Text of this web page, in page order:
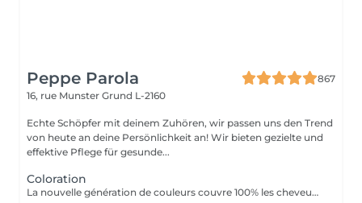
Peppe Parola
867
16, rue Munster Grund L-2160
Echte Schöpfer mit deinem Zuhören, wir passen uns den Trend
von heute an deine Persönlichkeit an! Wir bieten gezielte und
effektive Pflege für gesunde...
Coloration
La nouvelle génération de couleurs couvre 100% les cheveux blancs, ce qui rend le traitement aussi naturel que possible car il ne contient ni ammoniaque, ni PPD (paraphénylènediamine), ni résorcine, ni paraben ni Nichel. L'ajout d'extrait de feuille de Baobab confère à la crème une grande valeur cosmétique, offrant protection, hydratation, brillance et douceur au toucher. Il contient également de l'huile d'argan, de l'huile de karité, de l'huile de pépins de raisin et de l'extrait de citron en remplacement de la paraffine. Ces composants d'origine végétale sont reconnus pour leur pouvoir hydratant, nourrissant et polissant exceptionnel.